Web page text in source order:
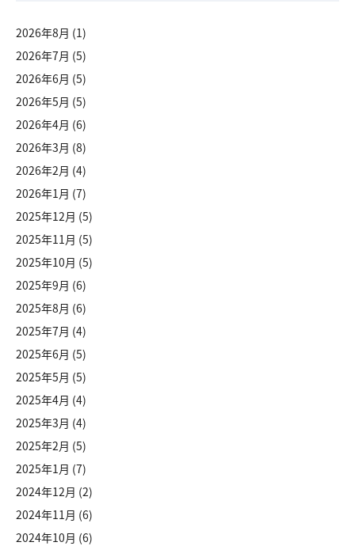
2026年8月 (1)
2026年7月 (5)
2026年6月 (5)
2026年5月 (5)
2026年4月 (6)
2026年3月 (8)
2026年2月 (4)
2026年1月 (7)
2025年12月 (5)
2025年11月 (5)
2025年10月 (5)
2025年9月 (6)
2025年8月 (6)
2025年7月 (4)
2025年6月 (5)
2025年5月 (5)
2025年4月 (4)
2025年3月 (4)
2025年2月 (5)
2025年1月 (7)
2024年12月 (2)
2024年11月 (6)
2024年10月 (6)